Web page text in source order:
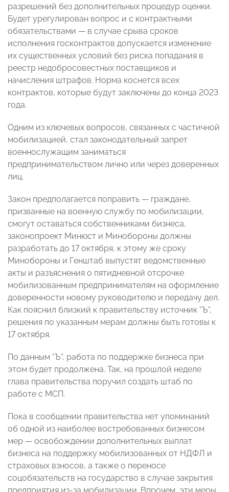
разрешений без дополнительных процедур оценки.
Будет урегулирован вопрос и с контрактными
обязательствами — в случае срыва сроков
исполнения госконтрактов допускается изменение
их существенных условий без риска попадания в
реестр недобросовестных поставщиков и
начисления штрафов. Норма коснется всех
контрактов, которые будут заключены до конца 2023
года.
Одним из ключевых вопросов, связанных с частичной
мобилизацией, стал законодательный запрет
военнослужащим заниматься
предпринимательством лично или через доверенных
лиц.
Закон предполагается поправить — граждане,
призванные на военную службу по мобилизации,
смогут оставаться собственниками бизнеса,
законопроект Минюст и Минобороны должны
разработать до 17 октября, к этому же сроку
Минобороны и Генштаб выпустят ведомственные
акты и разъяснения о пятидневной отсрочке
мобилизованным предпринимателям на оформление
доверенности новому руководителю и передачу дел.
Как пояснил близкий к правительству источник “Ъ”,
решения по указанным мерам должны быть готовы к
17 октября.
По данным “Ъ”, работа по поддержке бизнеса при
этом будет продолжена. Так, на прошлой неделе
глава правительства поручил создать штаб по
работе с МСП.
Пока в сообщении правительства нет упоминаний
об одной из наиболее востребованных бизнесом
мер — освобождении дополнительных выплат
бизнеса на поддержку мобилизованных от НДФЛ и
страховых взносов, а также о переносе
соцобязательств на государство в случае закрытия